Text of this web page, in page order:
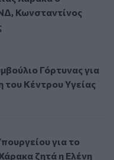
Κωνσταντίνος
Γόρτυνας για
Γόρτυνας για
του Κέντρου Υγείας
για το Κέντρο
για το
ζητά η Ελένη